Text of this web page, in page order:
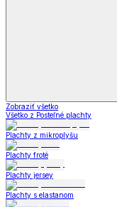
Zobraziť všetko
Všetko z Posteľné plachty
Plachty z mikroplyšu
Plachty froté
Plachty jersey
Plachty s elastanom